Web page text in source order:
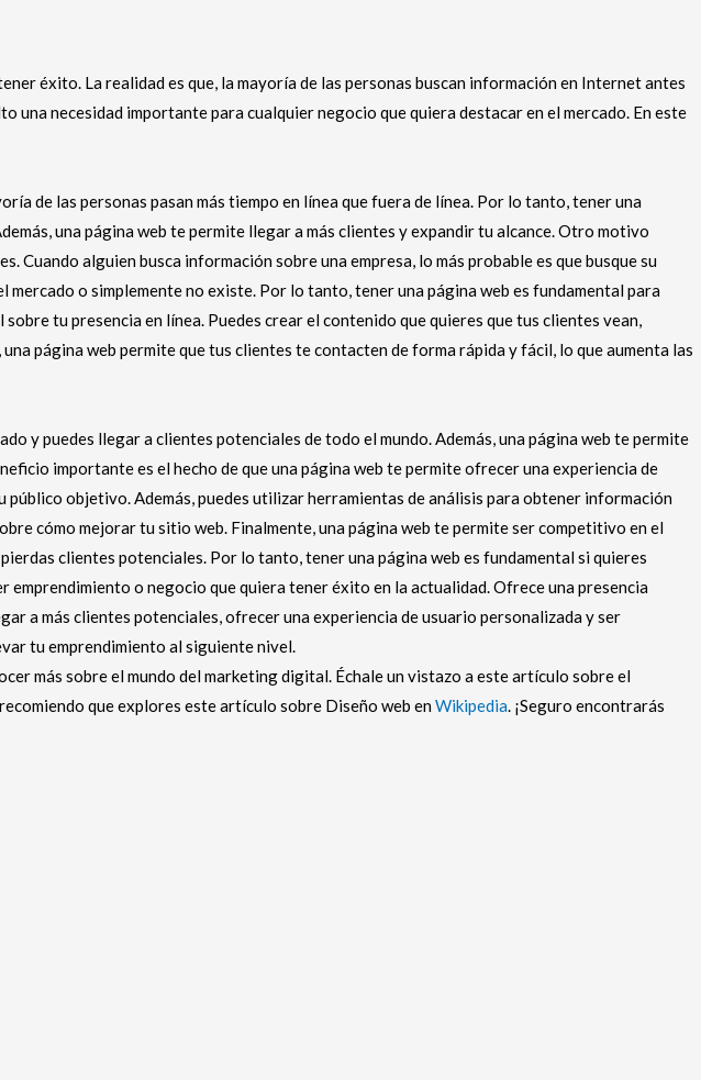
éxito. La realidad es que, la mayoría de las personas buscan información en Internet antes
una necesidad importante para cualquier negocio que quiera destacar en el mercado. En este
de las personas pasan más tiempo en línea que fuera de línea. Por lo tanto, tener una
una página web te permite llegar a más clientes y expandir tu alcance. Otro motivo
alguien busca información sobre una empresa, lo más probable es que busque su
mercado o simplemente no existe. Por lo tanto, tener una página web es fundamental para
tu presencia en línea. Puedes crear el contenido que quieres que tus clientes vean,
página web permite que tus clientes te contacten de forma rápida y fácil, lo que aumenta las
y puedes llegar a clientes potenciales de todo el mundo. Además, una página web te permite
importante es el hecho de que una página web te permite ofrecer una experiencia de
objetivo. Además, puedes utilizar herramientas de análisis para obtener información
cómo mejorar tu sitio web. Finalmente, una página web te permite ser competitivo en el
clientes potenciales. Por lo tanto, tener una página web es fundamental si quieres
o negocio que quiera tener éxito en la actualidad. Ofrece una presencia
a más clientes potenciales, ofrecer una experiencia de usuario personalizada y ser
tu emprendimiento al siguiente nivel.
más sobre el mundo del marketing digital. Échale un vistazo a este artículo sobre el
que explores este artículo sobre Diseño web en Wikipedia . ¡Seguro encontrarás